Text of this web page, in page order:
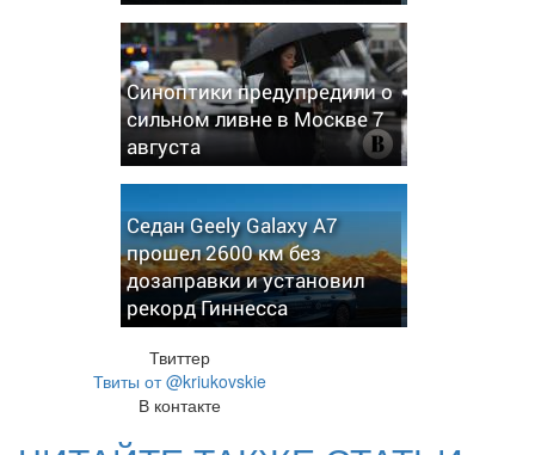
Синоптики предупредили о
сильном ливне в Москве 7
августа
Седан Geely Galaxy A7
прошел 2600 км без
дозаправки и установил
рекорд Гиннесса
Твиттер
Твиты от @kriukovskie
В контакте